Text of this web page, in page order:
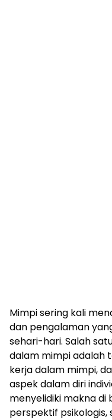
Mimpi sering kali
dan pengalaman
sehari-hari. Salah
dalam mimpi adalah
kerja dalam mimpi,
aspek dalam diri
menyelidiki makna
perspektif psikologis,